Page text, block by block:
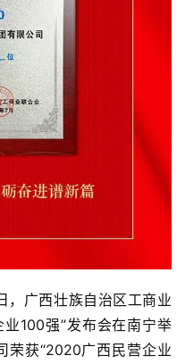
，广西壮族自治区工商业
100强”发布会在南宁举
荣获“2020广西民营企业